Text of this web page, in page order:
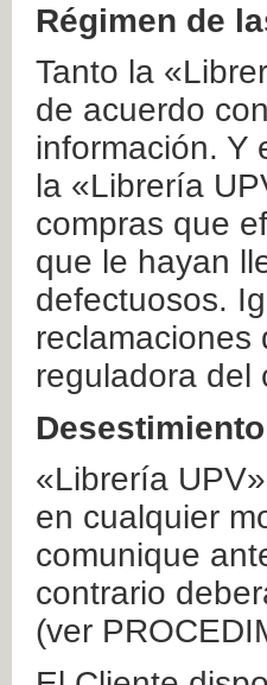
Régimen de
Tanto la
de acuerdo
información. Y
la «Librería
compras que
que le hayan
defectuosos.
reclamaciones
reguladora del
Desestimiento
«Librería
en cualquier
comunique
contrario
(ver